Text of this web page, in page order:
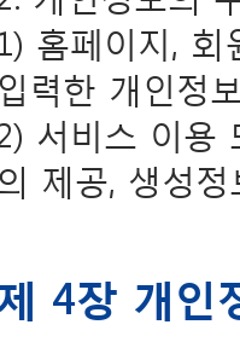
홈페이지,
입력한 개인정
서비스 이용
제공, 생성
4장 개인